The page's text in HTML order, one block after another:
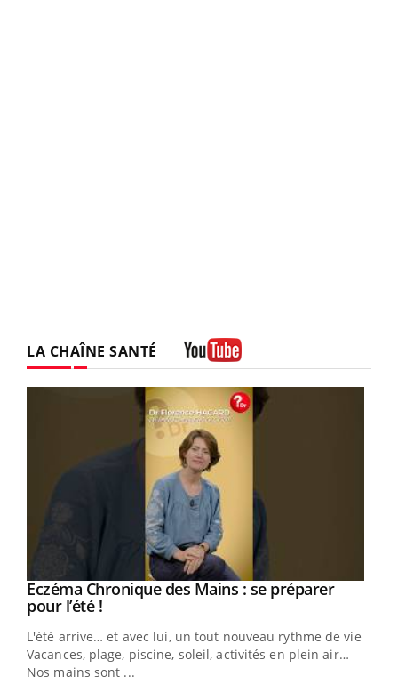
LA CHAÎNE SANTÉ
Youtube
Eczéma Chronique des Mains : se préparer
pour l’été !Youtube
L'été arrive… et avec lui, un tout nouveau rythme de vie !
Vacances, plage, piscine, soleil, activités en plein air…
Nos mains sont ...